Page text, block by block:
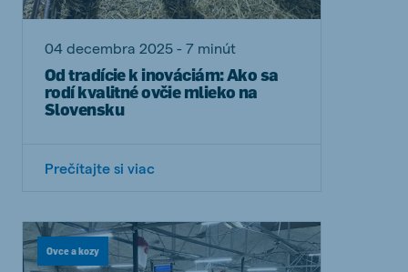
04 decembra 2025 - 7 minút
Od tradície k inováciám: Ako sa
rodí kvalitné ovčie mlieko na
Slovensku
Prečítajte si viac
Ovce a kozy